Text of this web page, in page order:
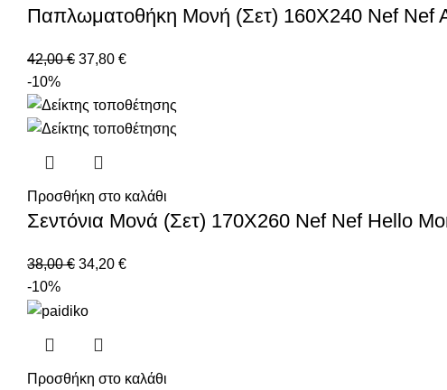
Παπλωματοθήκη Μονή (Σετ) 160X240 Nef Nef
42,00€ 37,80 €
-10%
Προσθήκη στο καλάθι
Σεντόνια Μονά (Σετ) 170X260 Nef Nef Hello
38,00€ 34,20 €
-10%
Προσθήκη στο καλάθι